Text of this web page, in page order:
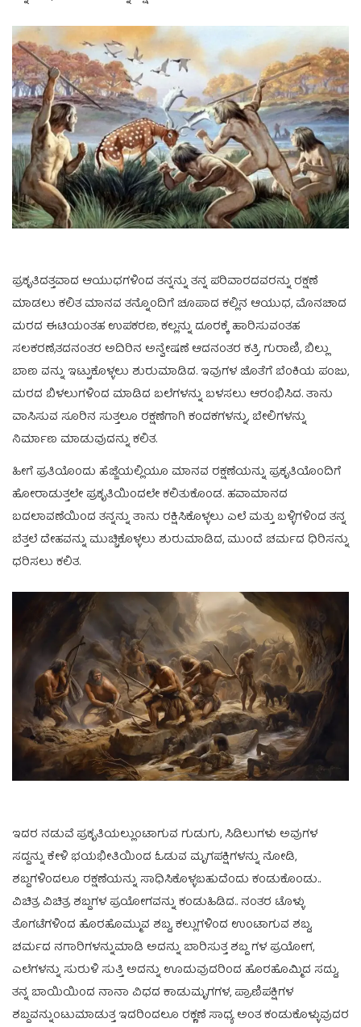
ಪ್ರಕೃತಿದತ್ತವಾದ ಆಯುಧಗಳಿಂದ ತನ್ನನ್ನು ತನ್ನ ಪರಿವಾರದವರನ್ನು ರಕ್ಷಣೆ
ಮಾಡಲು ಕಲಿತ ಮಾನವ ತನ್ನೊಂದಿಗೆ ಚೂಪಾದ ಕಲ್ಲಿನ ಆಯುಧ, ಮೊನಚಾದ
ಮರದ ಈಟಿಯಂತಹ ಉಪಕರಣ, ಕಲ್ಲನ್ನು ದೂರಕ್ಕೆ ಹಾರಿಸುವಂತಹ
ಸಲಕರಣೆ,ತದನಂತರ ಅದಿರಿನ ಅನ್ವೇಷಣೆ ಆದನಂತರ ಕತ್ತಿ, ಗುರಾಣಿ, ಬಿಲ್ಲು
ಬಾಣ ವನ್ನು ಇಟ್ಟುಕೊಳ್ಳಲು ಶುರುಮಾಡಿದ. ಇವುಗಳ ಜೊತೆಗೆ ಬೆಂಕಿಯ ಪಂಜು,
ಮರದ ಬಿಳಲುಗಳಿಂದ ಮಾಡಿದ ಬಲೆಗಳನ್ನು ಬಳಸಲು ಆರಂಭಿಸಿದ. ತಾನು
ವಾಸಿಸುವ ಸೂರಿನ ಸುತ್ತಲೂ ರಕ್ಷಣೆಗಾಗಿ ಕಂದಕಗಳನ್ನು, ಬೇಲಿಗಳನ್ನು
ನಿರ್ಮಾಣ ಮಾಡುವುದನ್ನು ಕಲಿತ.
ಹೀಗೆ ಪ್ರತಿಯೊಂದು ಹೆಜ್ಜೆಯಲ್ಲಿಯೂ ಮಾನವ ರಕ್ಷಣೆಯನ್ನು ಪ್ರಕೃತಿಯೊಂದಿಗೆ
ಹೋರಾಡುತ್ತಲೇ ಪ್ರಕೃತಿಯಿಂದಲೇ ಕಲಿತುಕೊಂಡ. ಹವಾಮಾನದ
ಬದಲಾವಣೆಯಿಂದ ತನ್ನನ್ನು ತಾನು ರಕ್ಷಿಸಿಕೊಳ್ಳಲು ಎಲೆ ಮತ್ತು ಬಳ್ಳಿಗಳಿಂದ‌ ತನ್ನ
ಬೆತ್ತಲೆ ದೇಹವನ್ನು ಮುಚ್ಚಿಕೊಳ್ಳಲು ಶುರುಮಾಡಿದ, ಮುಂದೆ ಚರ್ಮದ‌ ಧಿರಿಸನ್ನು
ಧರಿಸಲು ಕಲಿತ.
ಇದರ ನಡುವೆ ಪ್ರಕೃತಿಯಲ್ಲುಂಟಾಗುವ ಗುಡುಗು, ಸಿಡಿಲುಗಳು ಅವುಗಳ‌
ಸದ್ದನ್ನು ಕೇಳಿ ಭಯಭೀತಿಯಿಂದ‌ ಓಡುವ ಮೃಗಪಕ್ಷಿಗಳನ್ನು ನೋಡಿ,
ಶಬ್ದಗಳಿಂದಲೂ ರಕ್ಷಣೆಯನ್ನು ಸಾಧಿಸಿಕೊಳ್ಳಬಹುದೆಂದು ಕಂಡುಕೊಂಡು..
ವಿಚಿತ್ರ ವಿಚಿತ್ರ ಶಬ್ದಗಳ ಪ್ರಯೋಗವನ್ನು ಕಂಡುಹಿಡಿದ.. ನಂತರ ಟೊಳ್ಳು
ತೊಗಟೆಗಳಿಂದ ಹೊರಹೊಮ್ಮುವ ಶಬ್ದ, ಕಲ್ಲುಗಳಿಂದ ಉಂಟಾಗುವ ಶಬ್ದ,
ಚರ್ಮದ ನಗಾರಿಗಳನ್ನು‌ಮಾಡಿ ಅದನ್ನು ಬಾರಿಸುತ್ತ ಶಬ್ದ ಗಳ‌ ಪ್ರಯೋಗ,
ಎಲೆಗಳನ್ನು ಸುರುಳಿ ಸುತ್ತಿ ಅದನ್ನು ಊದುವುದರಿಂದ ಹೊರಹೊಮ್ಮಿದ ಸದ್ದು,
ತನ್ನ ಬಾಯಿಯಿಂದ‌ ನಾನಾ ವಿಧದ ಕಾಡು‌ಮೃಗಗಳ, ಪ್ರಾಣಿಪಕ್ಷಿಗಳ
ಶಬ್ದವನ್ನುಂಟುಮಾಡುತ್ತ ಇದರಿಂದಲೂ ರಕ್ಣಣೆ ಸಾಧ್ಯ ಅಂತ ಕಂಡುಕೊಳ್ಳುವುದರ